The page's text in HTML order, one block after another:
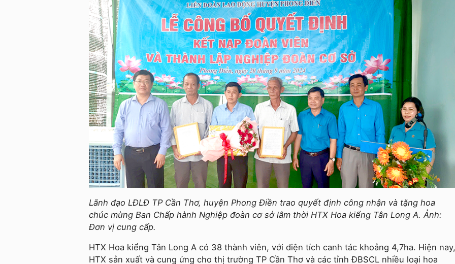
Lãnh đạo LĐLĐ TP Cần Thơ, huyện Phong Điền trao quyết định công nhận và tặng hoa
chúc mừng Ban Chấp hành Nghiệp đoàn cơ sở lâm thời HTX Hoa kiểng Tân Long A. Ảnh:
Đơn vị cung cấp.
HTX Hoa kiểng Tân Long A có 38 thành viên, với diện tích canh tác khoảng 4,7ha. Hiện nay,
HTX sản xuất và cung ứng cho thị trường TP Cần Thơ và các tỉnh ĐBSCL nhiều loại hoa